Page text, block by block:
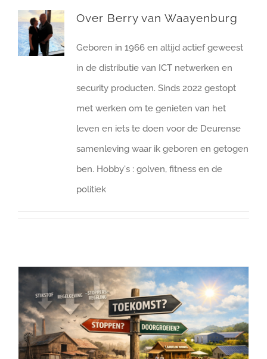
DOE MEE Over Berry van Waayenburg
Geboren in 1966 en altijd actief geweest
in de distributie van ICT netwerken en
security producten. Sinds 2022 gestopt
met werken om te genieten van het
leven en iets te doen voor de Deurense
samenleving waar ik geboren en getogen
ben. Hobby's : golven, fitness en de
politiek